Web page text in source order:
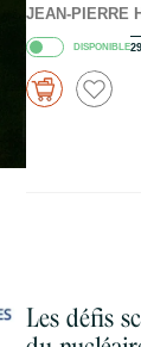
JEAN-PIERRE
DISPONIBLE
Les défis